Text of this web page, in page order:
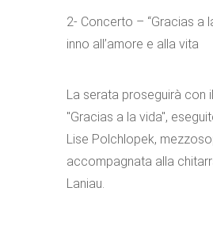
2- Concerto – “Gracias a
inno all’amore e alla vita
La serata proseguirà con
"Gracias a la vida",
Lise Polchlopek,
accompagnata alla
Laniau.